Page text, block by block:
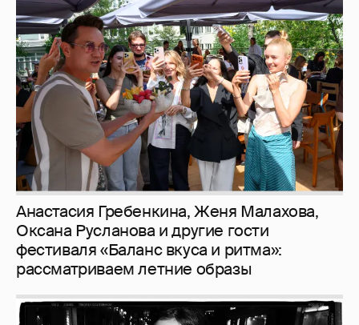
Анастасия Гребенкина, Женя Малахова,
Оксана Русланова и другие гости
фестиваля «Баланс вкуса и ритма»:
рассматриваем летние образы